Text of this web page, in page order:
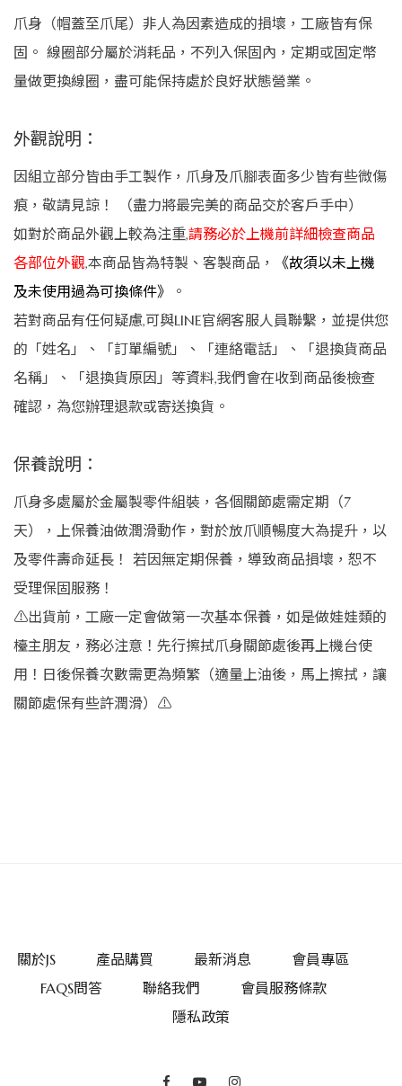
爪身（帽蓋至爪尾）非人為因素造成的損壞，工廠皆有保
固。 線圈部分屬於消耗品，不列入保固內，定期或固定幣
量做更換線圈，盡可能保持處於良好狀態營業。
外觀說明：
因組立部分皆由手工製作，爪身及爪腳表面多少皆有些微傷
痕，敬請見諒！ （盡力將最完美的商品交於客戶手中）
如對於商品外觀上較為注重,請務必於上機前詳細檢查商品
各部位外觀,本商品皆為特製、客製商品，
《故須以未上機
及未使用過為可換條件》
。
若對商品有任何疑慮,可與LINE官網客服人員聯繫，並提供您
的「姓名」、「訂單編號」、「連絡電話」、「退換貨商品
名稱」、「退換貨原因」等資料,我們會在收到商品後檢查
確認，為您辦理退款或寄送換貨。
保養說明：
爪身多處屬於金屬製零件組裝，各個關節處需定期（7
天），上保養油做潤滑動作，對於放爪順暢度大為提升，以
及零件壽命延長！ 若因無定期保養，導致商品損壞，恕不
受理保固服務！
⚠️出貨前，工廠一定會做第一次基本保養，如是做娃娃類的
檯主朋友，務必注意！先行擦拭爪身關節處後再上機台使
用！日後保養次數需更為頻繁（適量上油後，馬上擦拭，讓
關節處保有些許潤滑）⚠️
關於JS 產品購買 最新消息
會員專區
FAQS問答
聯絡我們
會員服務條款
隱私政策